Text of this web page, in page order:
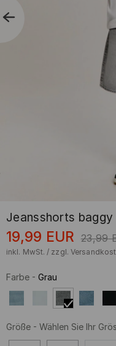
Jeansshorts baggy
19,99 EUR 23,99
inkl. MwSt. / zzgl.
Farbe - Grau
Größe - Wählen Sie Ihr